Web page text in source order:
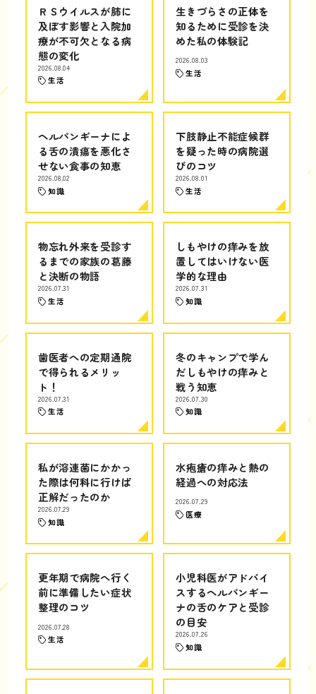
ＲＳウイルスが肺に
及ぼす影響と入院加
療が不可欠となる病
態の変化
2026.08.04
生活
生きづらさの正体を
知るために受診を決
めた私の体験記
2026.08.03
生活
ヘルパンギーナによ
る舌の潰瘍を悪化さ
せない食事の知恵
2026.08.02
知識
下肢静止不能症候群
を疑った時の病院選
びのコツ
2026.08.01
生活
物忘れ外来を受診す
るまでの家族の葛藤
と決断の物語
2026.07.31
生活
しもやけの痒みを放
置してはいけない医
学的な理由
2026.07.31
知識
歯医者への定期通院
で得られるメリッ
ト！
2026.07.31
生活
冬のキャンプで学ん
だしもやけの痒みと
戦う知恵
2026.07.30
知識
私が溶連菌にかかっ
た際は何科に行けば
正解だったのか
2026.07.29
知識
水疱瘡の痒みと熱の
経過への対応法
2026.07.29
医療
更年期で病院へ行く
前に準備したい症状
整理のコツ
2026.07.28
生活
小児科医がアドバイ
スするヘルパンギー
ナの舌のケアと受診
の目安
2026.07.26
知識